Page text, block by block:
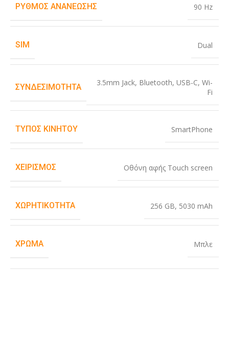
ΡΥΘΜΌΣ ΑΝΑΝΈΩΣΗΣ 90 Hz
SIM Dual
ΣΥΝΔΕΣΙΜΌΤΗΤΑ 3.5mm Jack, Bluetooth, USB-C, Wi-
Fi
ΤΎΠΟΣ ΚΙΝΗΤΟΎ SmartPhone
ΧΕΙΡΙΣΜΌΣ Οθόνη αφής Touch screen
ΧΩΡΗΤΙΚΌΤΗΤΑ 256 GB, 5030 mAh
ΧΡΏΜΑ Μπλε